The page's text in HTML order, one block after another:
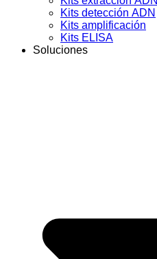
Kits detección ADN
Kits amplificación
Kits ELISA
Soluciones